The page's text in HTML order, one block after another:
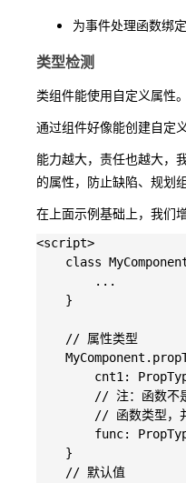
为事件处理函数绑
类型检测
类组件能使用自定义属性。
通过组件好像能创建自定
能力越大，责任也越大，
的属性，防止缺陷、规划
在上面示例基础上，我们
<script>
class
        ...
    }
    // 属性类型
cnt1:
// 注：函数
// 函数类型，
func:
    }
    // 默认值